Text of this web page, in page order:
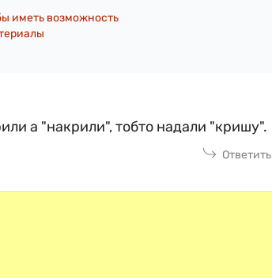
иметь возможность
а "накрили", тобто надали "кришу".
Ответить